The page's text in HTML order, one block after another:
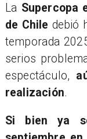
La Supercopa
de Chile debió
temporada
serios
espectáculo,
realización.
Si bien ya